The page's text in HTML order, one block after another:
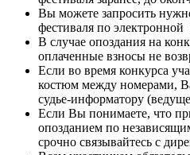
Вы можете запросить
фестиваля по электронной
В случае опоздания на
оплаченные взносы не
Если во время конкурса
костюм между номерами,
судье-информатору
Если Вы понимаете, что
опозданием по
срочно связывайтесь с